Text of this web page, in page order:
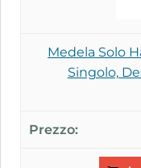
Medela Solo
Singolo,